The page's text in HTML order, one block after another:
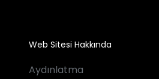
Web Sitesi Hakkında
Aydınlatma